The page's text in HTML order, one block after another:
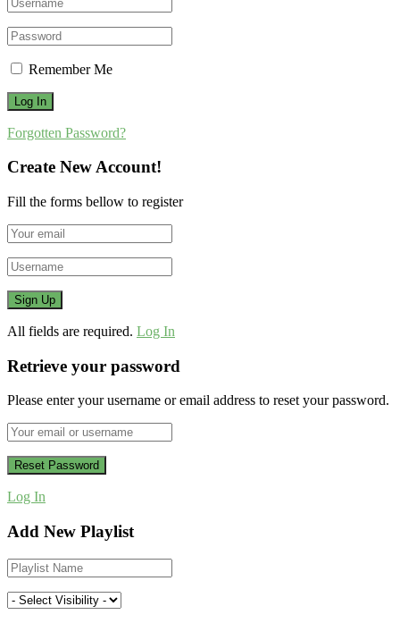
Remember Me
Forgotten Password?
Create New Account!
Fill the forms bellow to register
All fields are required. Log In
Retrieve your password
Please enter your username or email address to reset your password.
Log In
Add New Playlist